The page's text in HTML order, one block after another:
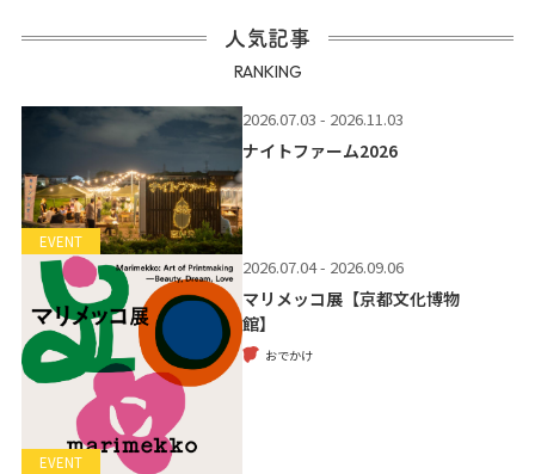
人気記事
RANKING
EVENT
2026.07.03 - 2026.11.03
ナイトファーム2026
EVENT
2026.07.04 - 2026.09.06
マリメッコ展【京都文化博物
館】
おでかけ